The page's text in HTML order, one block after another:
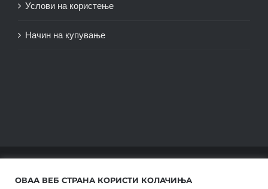
Услови на користење
Начин на купување
© Copyright 2012 - 2026 | SwiftAgency| All Rights
ОВАА ВЕБ СТРАНА КОРИСТИ КОЛАЧИЊА